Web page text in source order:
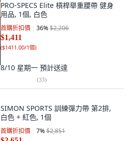
PRO-SPECS Elite 槓桿舉重腰帶 健身
用品, 1個, 白色
首購折扣價 36%$2,206
$1,411
($1411.00/1個)
8/10 星期一 預計送達
(33)
SIMON SPORTS 訓練彈力帶 第2排,
白色 + 紅色, 1個
首購折扣價 7%$2,851